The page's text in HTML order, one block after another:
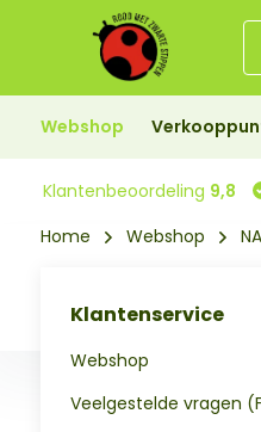
Webshop
Klantenbeoordeling 9,8
Home
Webshop
Klantenservice
Webshop
Veelgestelde vragen